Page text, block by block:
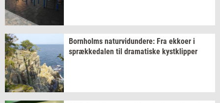
Born­holms na­tur­vi­dun­de­re: Fra ek­ko­er i
spræk­ke­da­len til dra­ma­ti­ske kyst­klip­per